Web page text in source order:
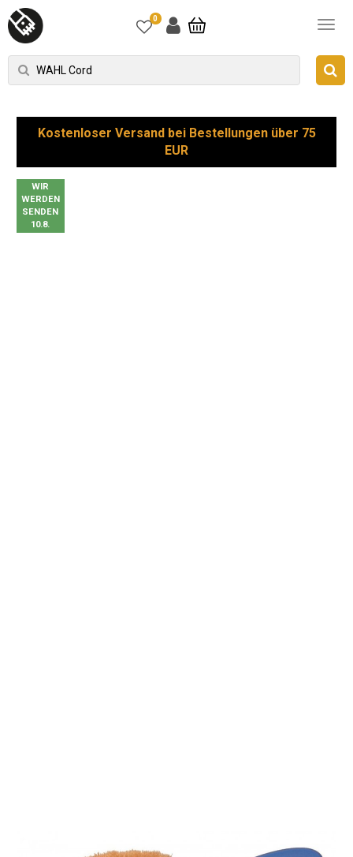
0
Kostenloser Versand bei Bestellungen über 75
EUR
WIR
WERDEN
SENDEN
10.8.